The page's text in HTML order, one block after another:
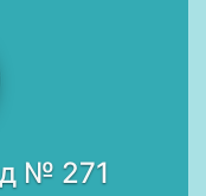
№ 271